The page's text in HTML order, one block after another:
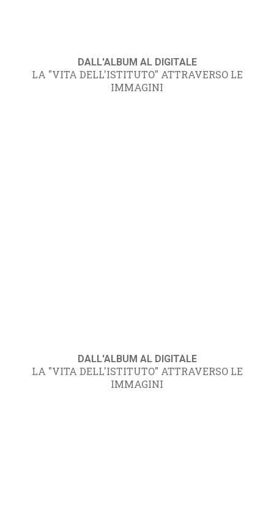
DALL'ALBUM AL DIGITALE
LA "VITA DELL'ISTITUTO" ATTRAVERSO LE
IMMAGINI
DALL'ALBUM AL DIGITALE
LA "VITA DELL'ISTITUTO" ATTRAVERSO LE
IMMAGINI